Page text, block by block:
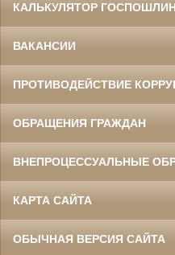
КАЛЬКУЛЯТОР
ВАКАНСИИ
ПРОТИВОДЕЙСТВИЕ
ОБРАЩЕНИЯ ГРАЖДАН
ВНЕПРОЦЕССУАЛЬНЫЕ
КАРТА САЙТА
ОБЫЧНАЯ ВЕРСИЯ САЙТА